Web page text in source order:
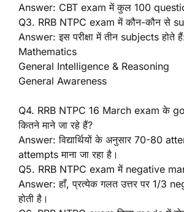
Answer: CBT exam में कुल 100
Q3. RRB NTPC exam में कौन-कौन से
Answer: इस परीक्षा में तीन subjects होते
Mathematics
General Intelligence & Reasoning
General Awareness
Q4. RRB NTPC 16 March exam के
कितने माने जा रहे हैं?
Answer: विद्यार्थियों के अनुसार 70-80
attempts माना जा रहा है।
Q5. RRB NTPC exam में negative
Answer: हाँ, प्रत्येक गलत उत्तर पर 1/3
होती है।